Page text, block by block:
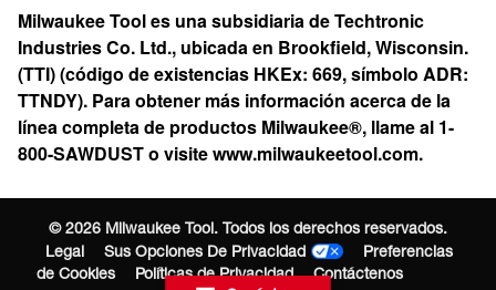
Milwaukee Tool es una subsidiaria de Techtronic
Industries Co. Ltd., ubicada en Brookfield, Wisconsin.
(TTI) (código de existencias HKEx: 669, símbolo ADR:
TTNDY). Para obtener más información acerca de la
línea completa de productos Milwaukee®, llame al 1-
800-SAWDUST o visitewww.milwaukeetool.com.
©2026 Milwaukee Tool. Todos los derechos reservados.
Legal
Sus Opciones De Privacidad
Preferencias
de Cookies
Políticas de Privacidad Contáctenos